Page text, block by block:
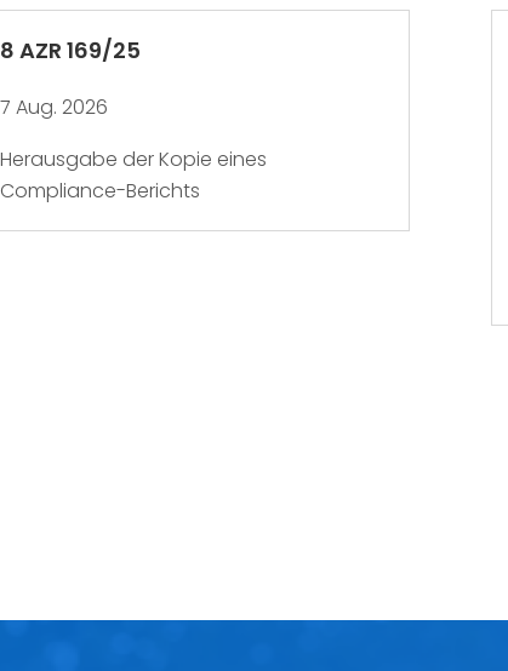
8 AZR 169/25
7 Aug. 2026
Herausgabe der Kopie eines
Compliance-Berichts